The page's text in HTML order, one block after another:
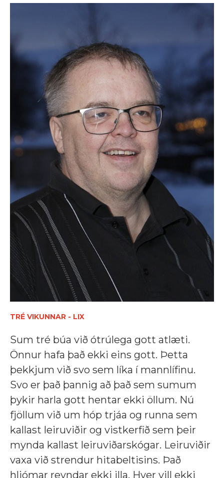
TRÉ VIKUNNAR - LIX
Sum tré búa við ótrúlega gott atlæti.
Önnur hafa það ekki eins gott. Þetta
þekkjum við svo sem líka í mannlífinu.
Svo er það þannig að það sem sumum
þykir harla gott hentar ekki öllum. Nú
fjöllum við um hóp trjáa og runna sem
kallast leiruviðir og vistkerfið sem þeir
mynda kallast leiruviðarskógar. Leiruviðir
vaxa við strendur hitabeltisins. Það
hljómar reyndar ekki illa. Hver vill ekki